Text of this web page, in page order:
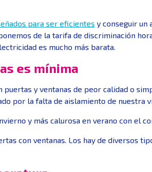
para ser eficientes y conseguir un
de la tarifa de discriminación
es mucho más barata.
es mínima
puertas y ventanas de peor calidad o
por la falta de aislamiento de nuestra
y más calurosa en verano con el
con ventanas. Los hay de diversos